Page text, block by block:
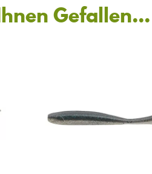
Gefallen...